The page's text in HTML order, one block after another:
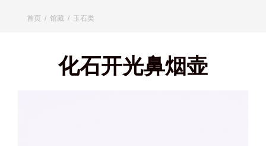
首页 / 馆藏 / 玉石类
化石开光鼻烟壶